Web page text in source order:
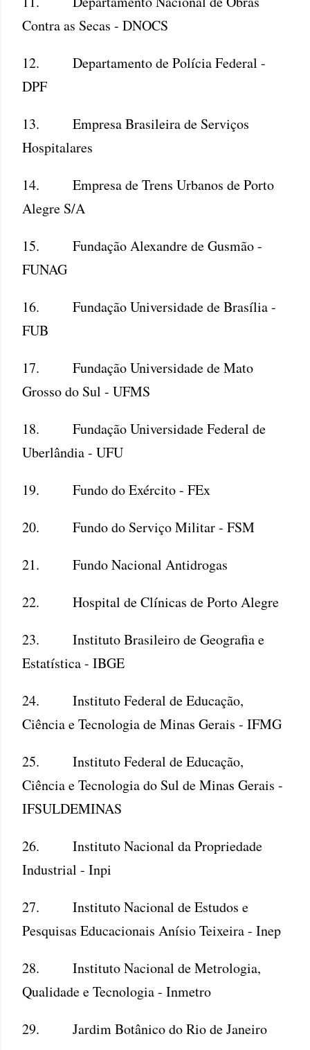
Contra as Secas - DNOCS
12. Departamento de Polícia Federal -
DPF
13. Empresa Brasileira de Serviços
Hospitalares
14. Empresa de Trens Urbanos de Porto
Alegre S/A
15. Fundação Alexandre de Gusmão -
FUNAG
16. Fundação Universidade de Brasília -
FUB
17. Fundação Universidade de Mato
Grosso do Sul - UFMS
18. Fundação Universidade Federal de
Uberlândia - UFU
19. Fundo do Exército - FEx
20. Fundo do Serviço Militar - FSM
21. Fundo Nacional Antidrogas
22. Hospital de Clínicas de Porto Alegre
23. Instituto Brasileiro de Geografia e
Estatística - IBGE
24. Instituto Federal de Educação,
Ciência e Tecnologia de Minas Gerais - IFMG
25. Instituto Federal de Educação,
Ciência e Tecnologia do Sul de Minas Gerais -
IFSULDEMINAS
26. Instituto Nacional da Propriedade
Industrial - Inpi
27. Instituto Nacional de Estudos e
Pesquisas Educacionais Anísio Teixeira - Inep
28. Instituto Nacional de Metrologia,
Qualidade e Tecnologia - Inmetro
29. Jardim Botânico do Rio de Janeiro